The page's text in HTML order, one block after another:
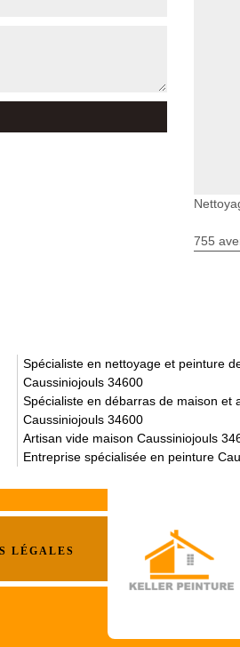
755
Spécialiste en nettoyage et peinture
Caussiniojouls 34600
Spécialiste en débarras de maison et
Caussiniojouls 34600
Artisan vide maison Caussiniojouls
Entreprise spécialisée en peinture
LÉGALES